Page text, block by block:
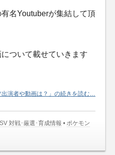
名Youtuberが集結して頂
ついて載せていきます
出演者や動画は？」の続きを読む…
対戦･厳選･育成情報 •ポケモン